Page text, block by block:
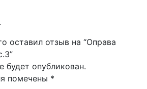
оставил отзыв на “Оправа
будет опубликован.
помечены *